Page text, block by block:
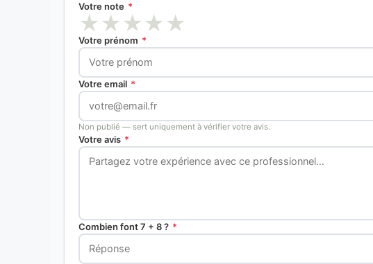
Votre note *
★★★★★
Votre prénom *
Votre email *
Non publié — sert uniquement à vérifier votre avis.
Votre avis *
Combien font 7 + 8 ? *